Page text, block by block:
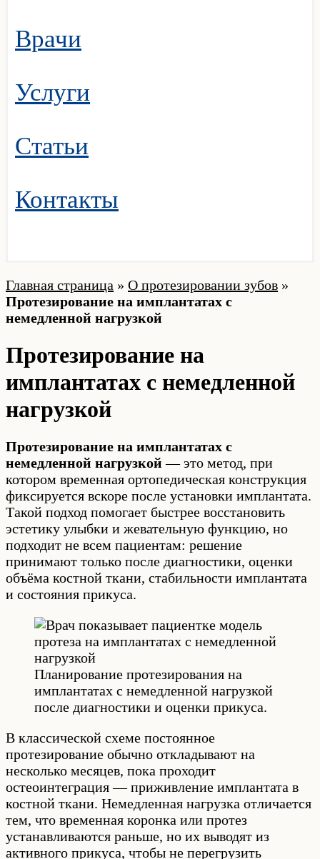
Врачи
Услуги
Статьи
Контакты
Главная страница » О протезировании зубов »
Протезирование на имплантатах с
немедленной нагрузкой
Протезирование на
имплантатах с немедленной
нагрузкой
Протезирование на имплантатах с
немедленной нагрузкой — это метод, при
котором временная ортопедическая конструкция
фиксируется вскоре после установки имплантата.
Такой подход помогает быстрее восстановить
эстетику улыбки и жевательную функцию, но
подходит не всем пациентам: решение
принимают только после диагностики, оценки
объёма костной ткани, стабильности имплантата
и состояния прикуса.
Планирование протезирования на
имплантатах с немедленной нагрузкой
после диагностики и оценки прикуса.
В классической схеме постоянное
протезирование обычно откладывают на
несколько месяцев, пока проходит
остеоинтеграция — приживление имплантата в
костной ткани. Немедленная нагрузка отличается
тем, что временная коронка или протез
устанавливаются раньше, но их выводят из
активного прикуса, чтобы не перегрузить